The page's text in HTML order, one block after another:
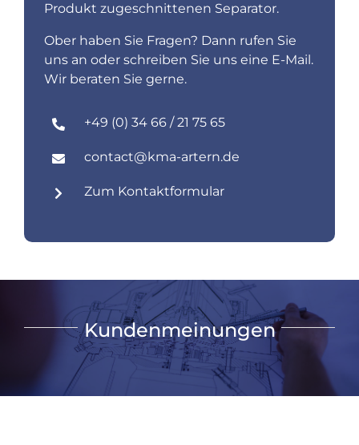
Produkt zugeschnittenen Separator.
Ober haben Sie Fragen? Dann rufen Sie
uns an oder schreiben Sie uns eine E-Mail.
Wir beraten Sie gerne.
+49 (0) 34 66 / 21 75 65
contact@kma-artern.de
Zum Kontaktformular
Kundenmeinungen